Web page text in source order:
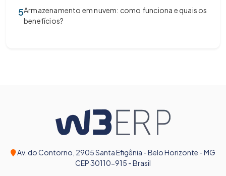
5Armazenamento em nuvem: como funciona e quais os
benefícios?
Av. do Contorno, 2905 Santa Efigênia - Belo Horizonte - MG
CEP 30110-915 - Brasil